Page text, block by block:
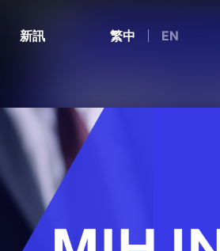
新訊 繁中 EN